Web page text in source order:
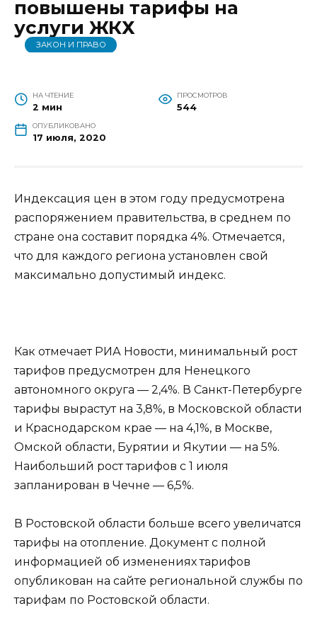
повышены тарифы на
услуги ЖКХ
ЗАКОН И ПРАВО
НА ЧТЕНИЕ
2 мин
ПРОСМОТРОВ
544
ОПУБЛИКОВАНО
17 июля, 2020
Индексация цен в этом году предусмотрена
распоряжением правительства, в среднем по
стране она составит порядка 4%. Отмечается,
что для каждого региона установлен свой
максимально допустимый индекс.
Как отмечает РИА Новости, минимальный рост
тарифов предусмотрен для Ненецкого
автономного округа — 2,4%. В Санкт-Петербурге
тарифы вырастут на 3,8%, в Московской области
и Краснодарском крае — на 4,1%, в Москве,
Омской области, Бурятии и Якутии — на 5%.
Наибольший рост тарифов с 1 июля
запланирован в Чечне — 6,5%.
В Ростовской области больше всего увеличатся
тарифы на отопление. Документ с полной
информацией об изменениях тарифов
опубликован на сайте региональной службы по
тарифам по Ростовской области.